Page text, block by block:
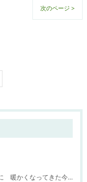
次のページ >
どんよりとした天気に 暖かくなってきた今日此の頃